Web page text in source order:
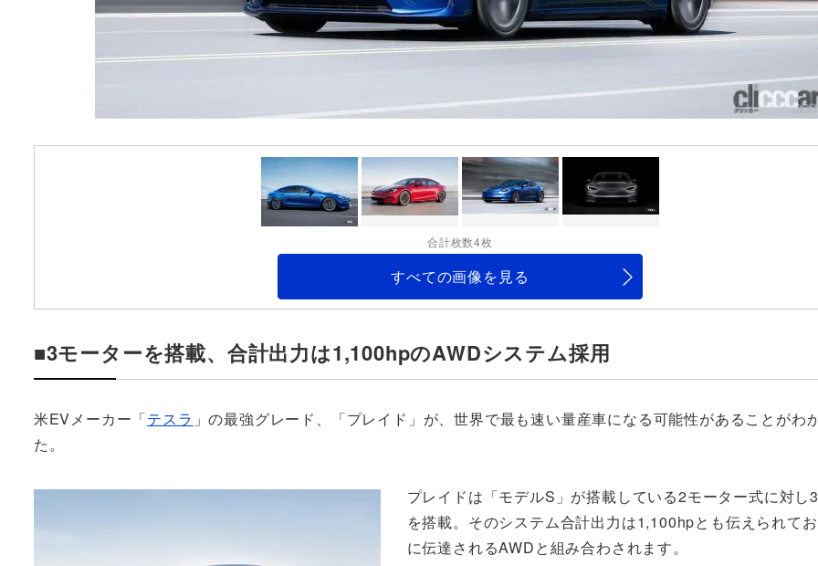
合計枚数4枚
すべての画像を見る
■3モーターを搭載、合計出力は1,100hpのAWDシステム採用
米EVメーカー「テスラ 」の最強グレード、「プレイド」が、世界で最も速い量産車になる可能性があることがわ
た。
プレイドは「モデルS」が搭載している2モーター式に対し
を搭載。そのシステム合計出力は1,100hpとも伝えられて
に伝達されるAWDと組み合わされます。